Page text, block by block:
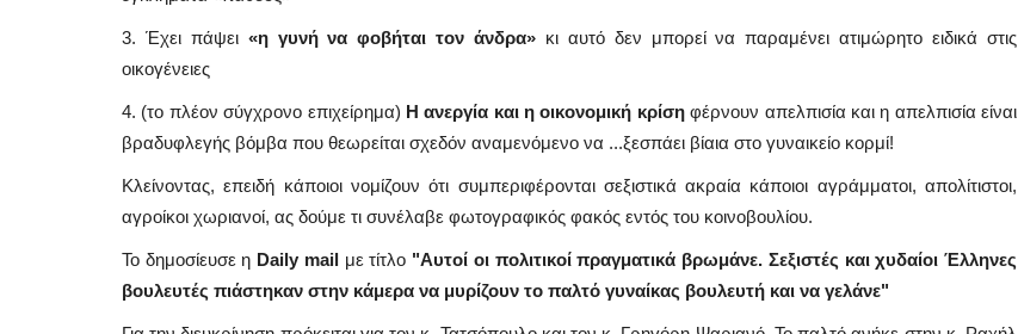
3. Έχει πάψει «η γυνή να φοβήται τον άνδρα» κι αυτό δεν μπορεί να παραμένει ατιμώρητο ειδικά στις
οικογένειες
4. (το πλέον σύγχρονο επιχείρημα) Η ανεργία και η οικονομική κρίσηφέρνουν απελπισία και η απελπισία είναι
βραδυφλεγής βόμβα που θεωρείται σχεδόν αναμενόμενο να ...ξεσπάει βίαια στο γυναικείο κορμί!
Κλείνοντας, επειδή κάποιοι νομίζουν ότι συμπεριφέρονται σεξιστικά ακραία κάποιοι αγράμματοι, απολίτιστοι,
αγροίκοι χωριανοί, ας δούμε τι συνέλαβε φωτογραφικός φακός εντός του κοινοβουλίου.
Το δημοσίευσε η Daily mailμε τίτλο "Αυτοί οι πολιτικοί πραγματικά βρωμάνε. Σεξιστές και χυδαίοι Έλληνες
βουλευτές πιάστηκαν στην κάμερα να μυρίζουν το παλτό γυναίκας βουλευτή και να γελάνε"